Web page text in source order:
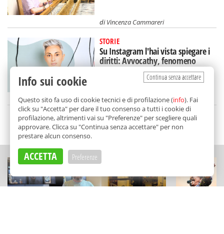
diVincenza Cammareri
STORIE
Su Instagram l'hai vista spiegare i
diritti: Avvocathy, fenomeno
(siciliano) sui social
diAlice Marchese
SCELTO DA BALARM
Continua senza accettare
Info sui cookie
Questo sito fa uso di cookie tecnici e di profilazione (info). Fai
click su "Accetta" per dare il tuo consenso a tutti i cookie di
profilazione, altrimenti vai su "Preferenze" per scegliere quali
approvare. Clicca su "Continua senza accettare" per non
prestare alcun consenso.
ACCETTA Preferenze